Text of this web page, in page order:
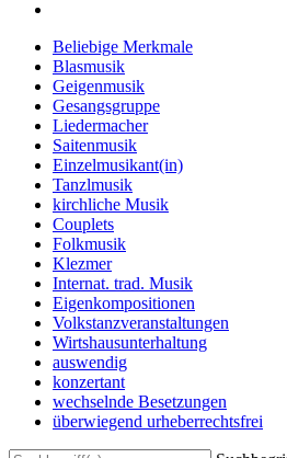
Beliebige Merkmale
Blasmusik
Geigenmusik
Gesangsgruppe
Liedermacher
Saitenmusik
Einzelmusikant(in)
Tanzlmusik
kirchliche Musik
Couplets
Folkmusik
Klezmer
Internat. trad. Musik
Eigenkompositionen
Volkstanzveranstaltungen
Wirtshausunterhaltung
auswendig
konzertant
wechselnde Besetzungen
überwiegend urheberrechtsfrei